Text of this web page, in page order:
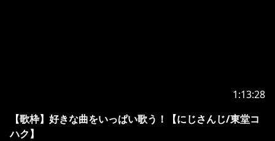
1:13:28
【歌枠】好きな曲をいっぱい歌う！【にじさんじ/東堂コ
ハク】